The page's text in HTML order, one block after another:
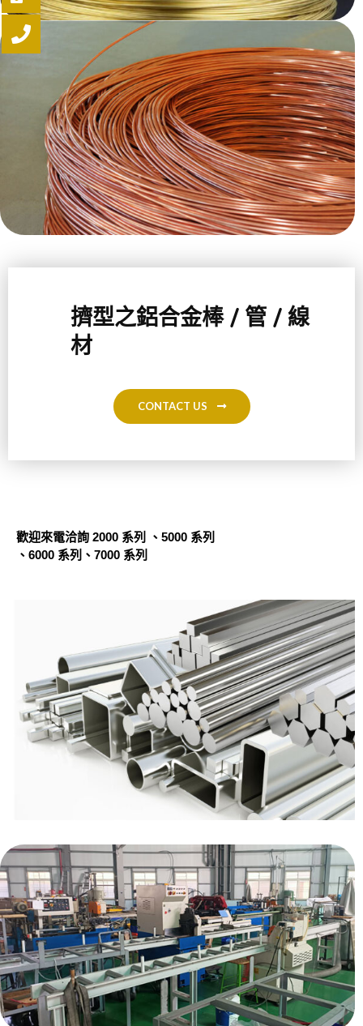
擠型之鋁合金棒 / 管 / 線
材
CONTACT US
歡迎來電洽詢 2000 系列 、5000 系列
、6000 系列、7000 系列